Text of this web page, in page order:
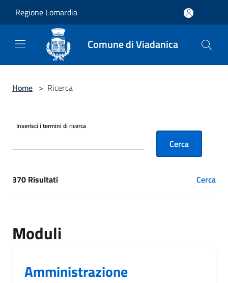
Regione Lomardia
Comune di Viadanica
Home > Ricerca
Inserisci i termini di ricerca
Cerca
[results] Risultati
370 Risultati Cerca
Moduli
Amministrazione